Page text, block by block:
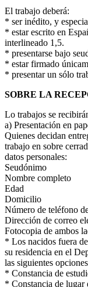
El trabajo deberá:
* ser inédito, y
* estar escrito en
interlineado 1,5.
* presentarse bajo
* estar firmado
* presentar un sólo
SOBRE LA
Lo trabajos se
a) Presentación en
Quienes decidan
trabajo en sobre
datos personales:
Seudónimo
Nombre completo
Edad
Domicilio
Número de teléfono
Dirección de correo
Fotocopia de ambos
* Los nacidos fuera
su residencia en el
las siguientes
* Constancia de
* Constancia de lugar